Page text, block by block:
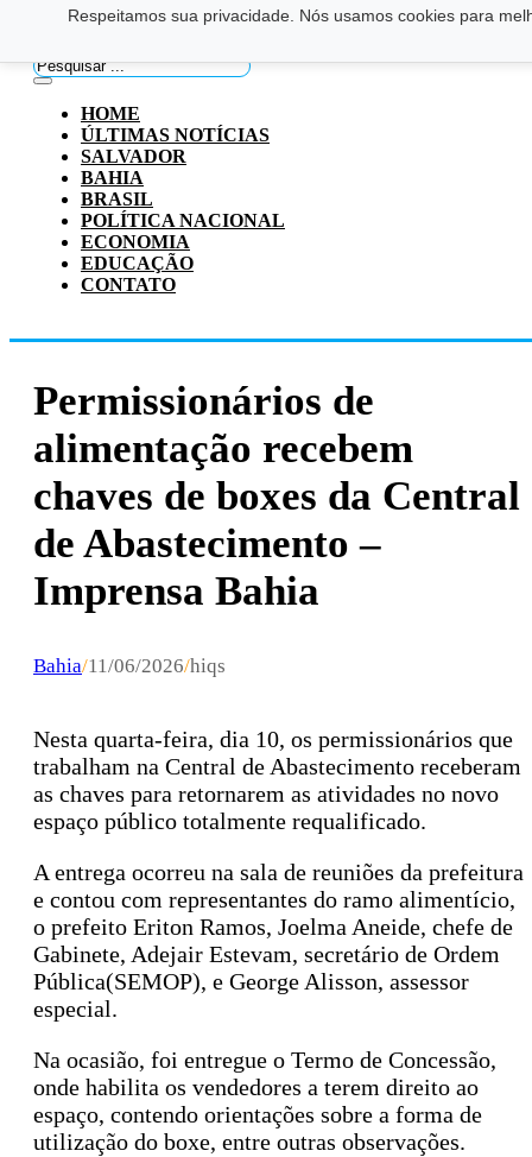
Respeitamos sua privacidade. Nós usamos cookies para
Saltar para o conteúdo principal Ir para o footer
Pesquisar
...
HOME
ÚLTIMAS NOTÍCIAS
SALVADOR
BAHIA
BRASIL
POLÍTICA NACIONAL
ECONOMIA
EDUCAÇÃO
CONTATO
Permissionários de
alimentação recebem
chaves de boxes da Central
de Abastecimento –
Imprensa Bahia
Bahia/11/06/2026/hiqs
Nesta quarta-feira, dia 10, os permissionários que
trabalham na Central de Abastecimento receberam
as chaves para retornarem as atividades no novo
espaço público totalmente requalificado.
A entrega ocorreu na sala de reuniões da prefeitura
e contou com representantes do ramo alimentício,
o prefeito Eriton Ramos, Joelma Aneide, chefe de
Gabinete, Adejair Estevam, secretário de Ordem
Pública(SEMOP), e George Alisson, assessor
especial.
Na ocasião, foi entregue o Termo de Concessão,
onde habilita os vendedores a terem direito ao
espaço, contendo orientações sobre a forma de
utilização do boxe, entre outras observações.